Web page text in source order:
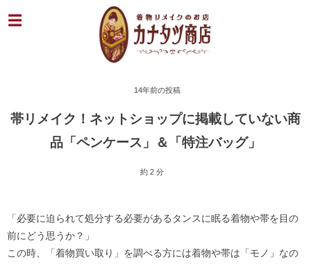
14年前の投稿
帯リメイク！ネットショップに掲載していない商
品「ペンケース」＆「特注バッグ」
約 2 分
「必要に迫られて処分する必要があるタンスに眠る着物や帯を目の
前にどう思うか？」
この時、「着物買い取り」を調べる方には着物や帯は「モノ」なの